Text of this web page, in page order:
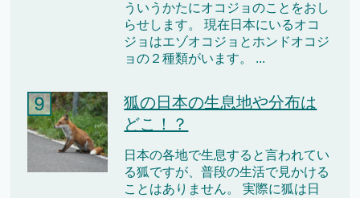
ういうかたにオコジョのことをおし
らせします。 現在日本にいるオコ
ジョはエゾオコジョとホンドオコジ
ョの２種類がいます。 ...
狐の日本の生息地や分布は
どこ！？
日本の各地で生息すると言われてい
る狐ですが、普段の生活で見かける
ことはありません。 実際に狐は日